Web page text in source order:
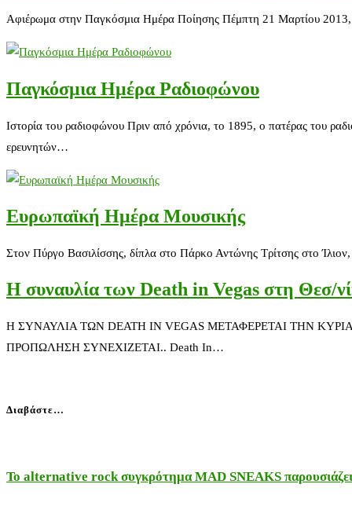
Αφιέρωμα στην Παγκόσμια Ημέρα Ποίησης Πέμπτη 21 Μαρτίου
Παγκόσμια Ημέρα Ραδιοφώνου
Ιστορία του ραδιοφώνου Πριν από χρόνια, το 1895, ο πατέρας του
ερευνητών…
Ευρωπαϊκή Ημέρα Μουσικής
Στον Πύργο Βασιλίσσης, δίπλα στο Πάρκο Αντώνης Τρίτσης στο
Η συναυλία των Death in Vegas στη Θεσ/
Η ΣΥΝΑΥΛΙΑ ΤΩΝ DEATH IN VEGAS ΜΕΤΑΦΕΡΕΤΑΙ ΤΗΝ
ΠΡΟΠΩΛΗΣΗ ΣΥΝΕΧΙΖΕΤΑΙ.. Death In…
Διαβάστε…
Το alternative rock συγκρότημα MAD SNEAKS